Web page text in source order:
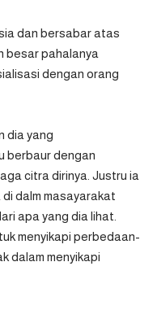
dan bersabar atas
besar pahalanya
dengan orang
dia yang
berbaur dengan
citra dirinya. Justru ia
dalm masayarakat
apa yang dia lihat.
menyikapi perbedaan-
dalam menyikapi